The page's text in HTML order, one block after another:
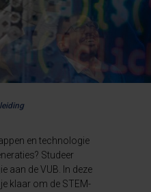
en technologie
Studeer
aan de VUB. In deze
klaar om de STEM-